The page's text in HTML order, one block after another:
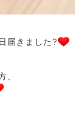
届きました?
、